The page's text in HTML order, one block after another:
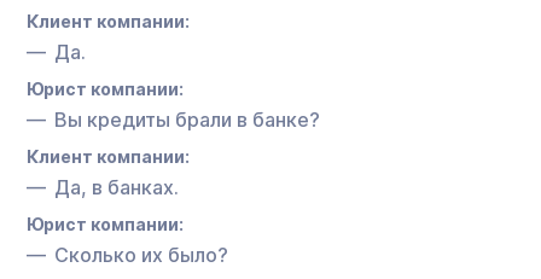
Клиент компании:
Да.
Юрист компании:
Вы кредиты брали в банке?
Клиент компании:
Да, в банках.
Юрист компании:
Сколько их было?